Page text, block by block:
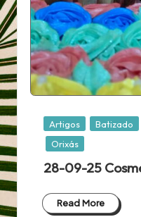
Posted
in
Artigos Batizado
Orixás
28-09-25
Read More